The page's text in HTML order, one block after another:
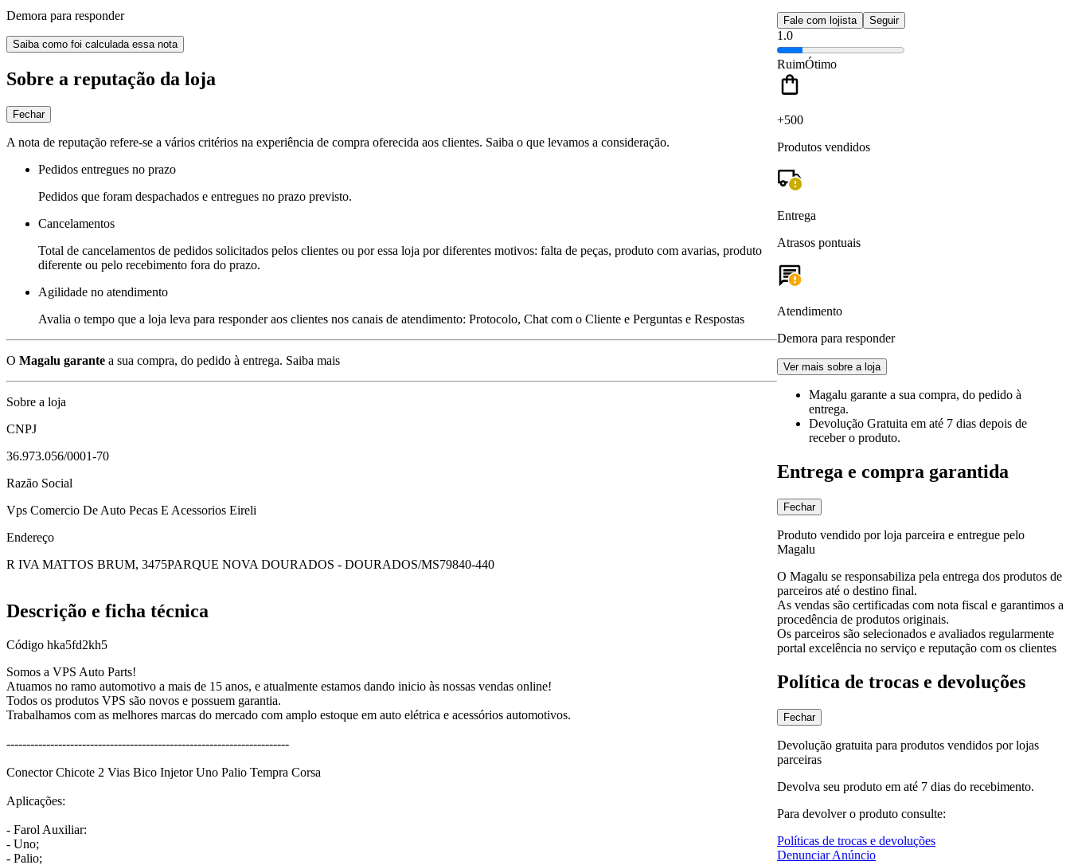
Demora para responder
Saiba como foi calculada essa nota
Sobre a reputação da loja
Fechar
A nota de reputação refere-se a vários critérios na experiência de compra oferecida aos clientes. Saiba o que levamos a consideração.
Pedidos entregues no prazo
Pedidos que foram despachados e entregues no prazo previsto.
Cancelamentos
Total de cancelamentos de pedidos solicitados pelos clientes ou por essa loja por diferentes motivos: falta de peças, produto com avarias, produto
diferente ou pelo recebimento fora do prazo.
Agilidade no atendimento
Avalia o tempo que a loja leva para responder aos clientes nos canais de atendimento: Protocolo, Chat com o Cliente e Perguntas e Respostas
O Magalu garante a sua compra, do pedido à entrega. Saiba mais
Sobre a loja
CNPJ
36.973.056/0001-70
Razão Social
Vps Comercio De Auto Pecas E Acessorios Eireli
Endereço
R IVA MATTOS BRUM, 3475PARQUE NOVA DOURADOS - DOURADOS/MS79840-440
Fale com lojista Seguir
1.0
RuimÓtimo
+500
Produtos vendidos
Entrega
Atrasos pontuais
Atendimento
Demora para responder
Ver mais sobre a loja
Magalu garante a sua compra, do pedido à
entrega.
Devolução Gratuita em até 7 dias depois de
receber o produto.
Entrega e compra garantida
Fechar
Produto vendido por loja parceira e entregue pelo
Magalu
O Magalu se responsabiliza pela entrega dos produtos de
parceiros até o destino final.
As vendas são certificadas com nota fiscal e garantimos a
procedência de produtos originais.
Os parceiros são selecionados e avaliados regularmente
portal excelência no serviço e reputação com os clientes
Política de trocas e devoluções
Fechar
Devolução gratuita para produtos vendidos por lojas
parceiras
Devolva seu produto em até 7 dias do recebimento.
Para devolver o produto consulte:
Políticas de trocas e devoluções
Denunciar Anúncio
Descrição e ficha técnica
Código hka5fd2kh5
Somos a VPS Auto Parts!
Atuamos no ramo automotivo a mais de 15 anos, e atualmente estamos dando inicio às nossas vendas online!
Todos os produtos VPS são novos e possuem garantia.
Trabalhamos com as melhores marcas do mercado com amplo estoque em auto elétrica e acessórios automotivos.
-----------------------------------------------------------------------
Conector Chicote 2 Vias Bico Injetor Uno Palio Tempra Corsa
Aplicações:
- Farol Auxiliar:
- Uno;
- Palio;